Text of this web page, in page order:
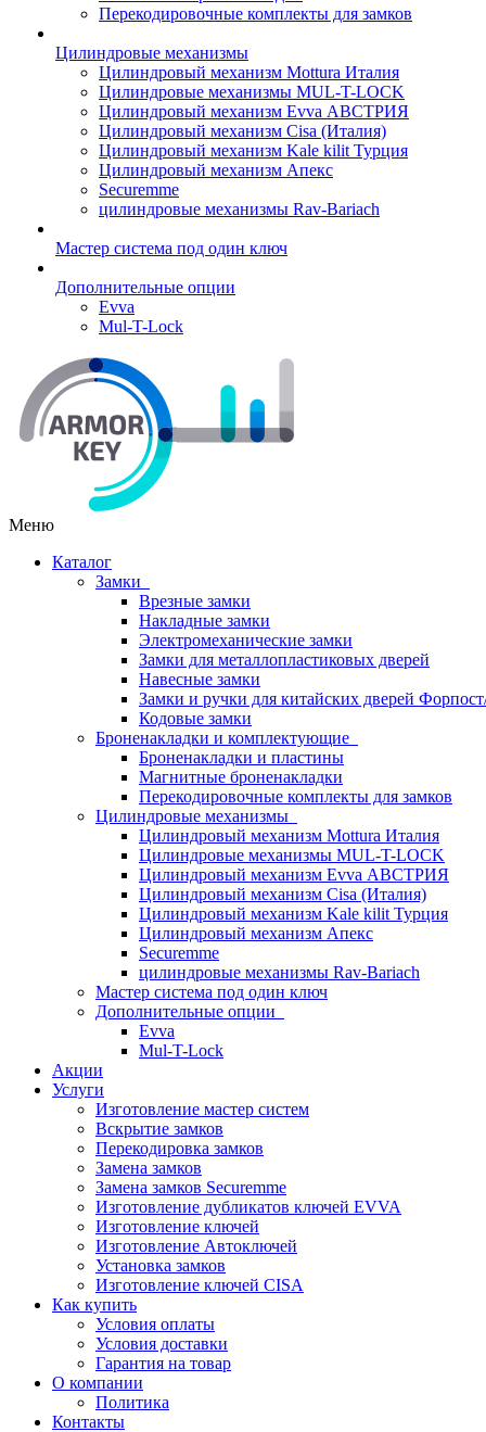
Перекодировочные комплекты для замков
Цилиндровые механизмы
Цилиндровый механизм Mottura Италия
Цилиндровые механизмы MUL-T-LOCK
Цилиндровый механизм Evva АВСТРИЯ
Цилиндровый механизм Cisa (Италия)
Цилиндровый механизм Kale kilit Турция
Цилиндровый механизм Апекс
Securemme
цилиндровые механизмы Rav-Bariach
Мастер система под один ключ
Дополнительные опции
Evva
Mul-T-Lock
Меню
Каталог
Замки
Врезные замки
Накладные замки
Электромеханические замки
Замки для металлопластиковых дверей
Навесные замки
Замки и ручки для китайских дверей
Кодовые замки
Броненакладки и комплектующие
Броненакладки и пластины
Магнитные броненакладки
Перекодировочные комплекты для замков
Цилиндровые механизмы
Цилиндровый механизм Mottura Италия
Цилиндровые механизмы MUL-T-LOCK
Цилиндровый механизм Evva АВСТРИЯ
Цилиндровый механизм Cisa (Италия)
Цилиндровый механизм Kale kilit Турция
Цилиндровый механизм Апекс
Securemme
цилиндровые механизмы Rav-Bariach
Мастер система под один ключ
Дополнительные опции
Evva
Mul-T-Lock
Акции
Услуги
Изготовление мастер систем
Вскрытие замков
Перекодировка замков
Замена замков
Замена замков Securemme
Изготовление дубликатов ключей EVVA
Изготовление ключей
Изготовление Автоключей
Установка замков
Изготовление ключей CISA
Как купить
Условия оплаты
Условия доставки
Гарантия на товар
О компании
Политика
Контакты